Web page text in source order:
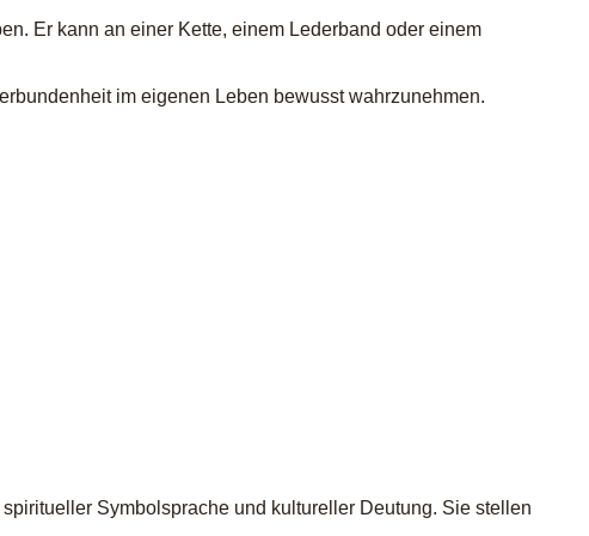
Er kann an einer Kette, einem Lederband oder einem
im eigenen Leben bewusst wahrzunehmen.
Symbolsprache und kultureller Deutung. Sie stellen